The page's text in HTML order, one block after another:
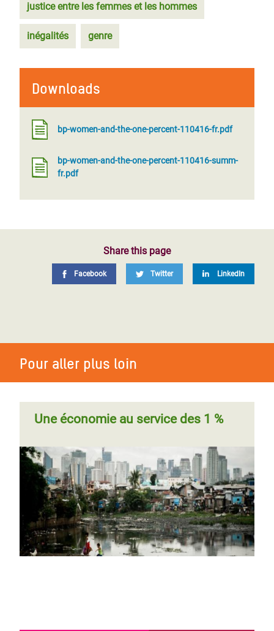
justice entre les femmes et les hommes
inégalités genre
Downloads
bp-women-and-the-one-percent-110416-fr.pdf
bp-women-and-the-one-percent-110416-summ-
fr.pdf
Share this page
Facebook Twitter LinkedIn
Pour aller plus loin
Une économie au service des 1 %